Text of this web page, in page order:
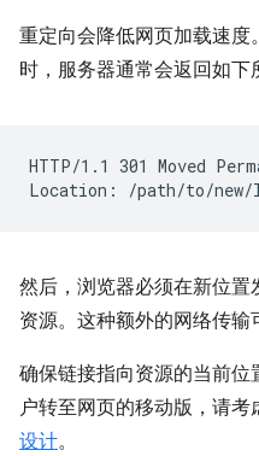
重定向会降低网页加载速
时，服务器通常会返回如下
HTTP/1.1 301 Moved
然后，浏览器必须在新位置
资源。这种额外的网络传输
确保链接指向资源的当前
户转至网页的移动版，请
设计。